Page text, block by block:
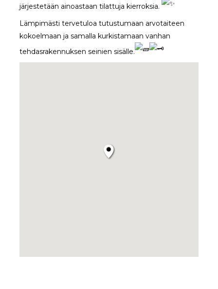
järjestetään ainoastaan tilattuja kierroksia.
Lämpimästi tervetuloa tutustumaan arvotaiteen
kokoelmaan ja samalla kurkistamaan vanhan
tehdasrakennuksen seinien sisälle.